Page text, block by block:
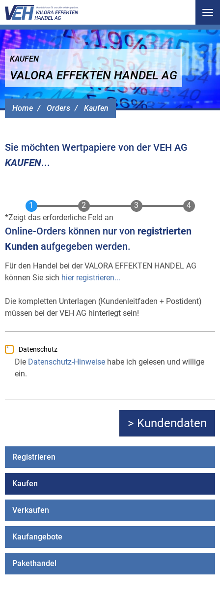
Home Orders Kaufen
KAUFEN
VALORA EFFEKTEN HANDEL AG
Sie möchten Wertpapiere von der VEH AG
KAUFEN...
Zeigt das erforderliche Feld an
Online-Orders können nur von registrierten
Kunden aufgegeben werden.
Für den Handel bei der VALORA EFFEKTEN HANDEL AG
können Sie sich hier registrieren...
Die kompletten Unterlagen (Kundenleitfaden + Postident)
müssen bei der VEH AG hinterlegt sein!
Datenschutz
Die Datenschutz-Hinweise habe ich gelesen und willige
ein.
Registrieren
Kaufen
Verkaufen
Kaufangebote
Pakethandel